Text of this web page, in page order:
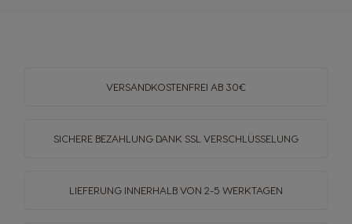
VERSANDKOSTENFREI AB 30€
SICHERE BEZAHLUNG DANK SSL VERSCHLÜSSELUNG
LIEFERUNG INNERHALB VON 2-5 WERKTAGEN